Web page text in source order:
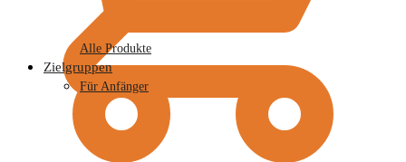
Alle Produkte
Zielgruppen
Für Anfänger